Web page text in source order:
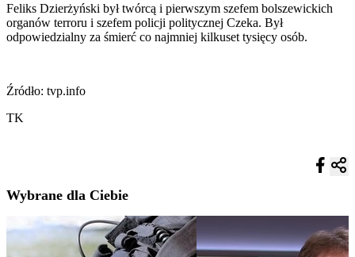
Feliks Dzierżyński był twórcą i pierwszym szefem bolszewickich
organów terroru i szefem policji politycznej Czeka. Był
odpowiedzialny za śmierć co najmniej kilkuset tysięcy osób.
Źródło: tvp.info
TK
Wybrane dla Ciebie